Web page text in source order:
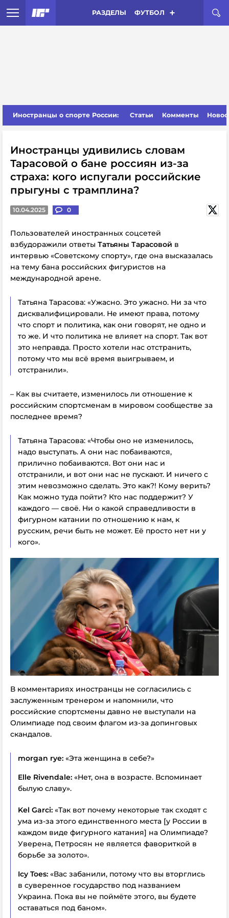
РАЗДЕЛЫ ФУТБОЛ
Иностранцы о спорте России: Статьи Комменты
Иностранцы удивились словам
Тарасовой о бане россиян из-за
страха: кого испугали российские
прыгуны с трамплина?
10.04.2025 0
Пользователей иностранных соцсетей
взбудоражили ответы Татьяны Тарасовой в
интервью «Советскому спорту», где она высказалась
на тему бана российских фигуристов на
международной арене.
Татьяна Тарасова: «Ужасно. Это ужасно. Ни за что
дисквалифицировали. Не имеют права, потому
что спорт и политика, как они говорят, не одно и
то же. И что политика не влияет на спорт. Так вот
это неправда. Просто хотели нас отстранить,
потому что мы всё время выигрываем, и
отстранили».
– Как вы считаете, изменилось ли отношение к
российским спортсменам в мировом сообществе за
последнее время?
Татьяна Тарасова: «Чтобы оно не изменилось,
надо выступать. А они нас побаиваются,
прилично побаиваются. Вот они нас и
отстранили, и вот они нас не пускают. И ничего с
этим невозможно сделать. Это как?! Кому верить?
Как можно туда пойти? Кто нас поддержит? У
каждого — своё. Ни о какой справедливости в
фигурном катании по отношению к нам, к
русским, речи быть не может. Её просто нет ни у
кого».
В комментариях иностранцы не согласились с
заслуженным тренером и напомнили, что
российские спортсмены давно не выступали на
Олимпиаде под своим флагом из-за допинговых
скандалов.
morgan rye: «Эта женщина в себе?»
Elle Rivendale: «Нет, она в возрасте. Вспоминает
былую славу».
Kel Garci: «Так вот почему некоторые так сходят с
ума из-за этого единственного места [у России в
каждом виде фигурного катания] на Олимпиаде?
Уверена, Петросян не является фавориткой в
борьбе за золото».
Icy Toes: «Вас забанили, потому что вы вторглись
в суверенное государство под названием
Украина. Пока вы не поймёте этого, вы будете
оставаться под баном».